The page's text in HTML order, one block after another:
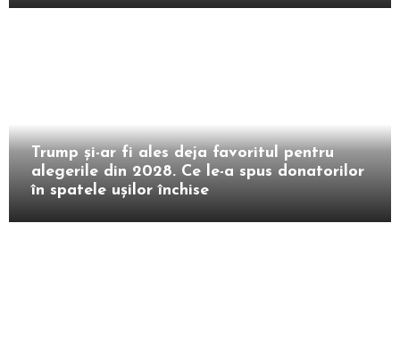
Trump și-ar fi ales deja favoritul pentru
alegerile din 2028. Ce le-a spus donatorilor
în spatele ușilor închise